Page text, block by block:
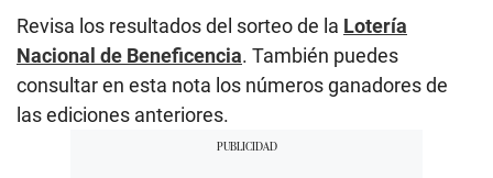
Revisa los resultados del sorteo de la Lotería
Nacional de Beneficencia. También puedes
consultar en esta nota los números ganadores de
las ediciones anteriores.